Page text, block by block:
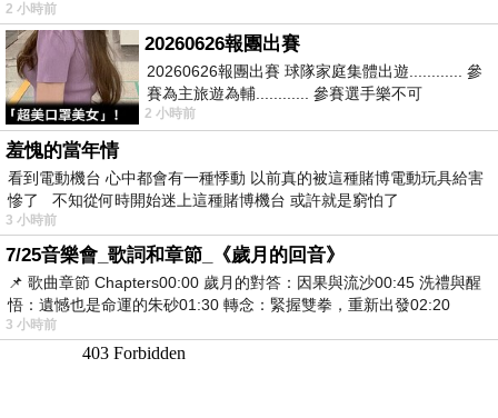
2 小時前
20260626報團出賽
20260626報團出賽 球隊家庭集體出遊............ 參
賽為主旅遊為輔............ 參賽選手樂不可
支............ 賽前旅遊
2 小時前
羞愧的當年情
看到電動機台 心中都會有一種悸動 以前真的被這種賭博電動玩具給害
慘了 不知從何時開始迷上這種賭博機台 或許就是窮怕了
3 小時前
7/25音樂會_歌詞和章節_《歲月的回音》
📌 歌曲章節 Chapters00:00​ 歲月的對答：因果與流沙00:45​ 洗禮與醒
悟：遺憾也是命運的朱砂01:30​ 轉念：緊握雙拳，重新出發02:20
3 小時前